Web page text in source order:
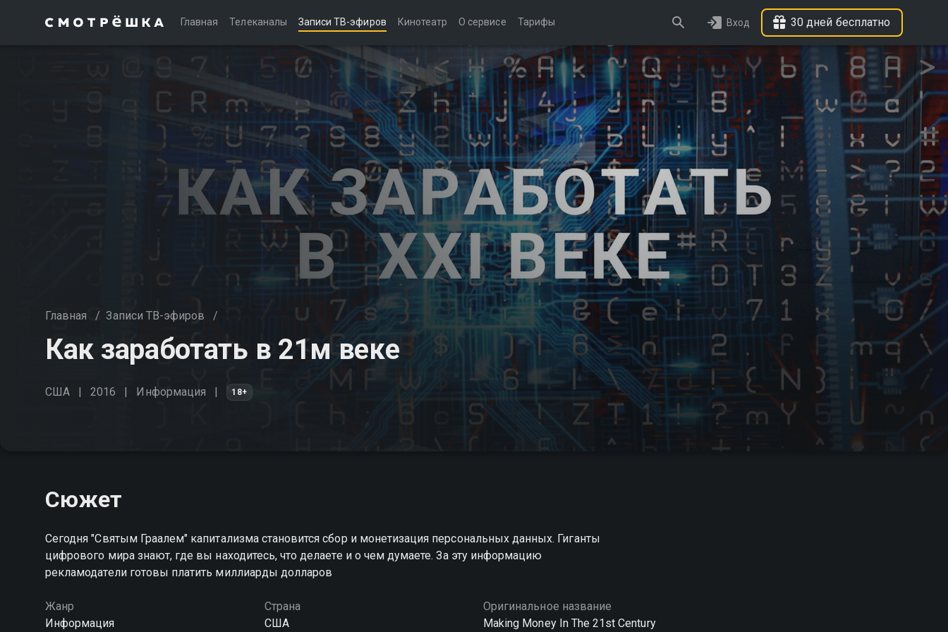
Главная Телеканалы Записи ТВ-эфиров Кинотеатр О сервисе Тарифы Вход 30 дней бесплатно
Главная / Записи ТВ-эфиров /
Как заработать в 21м веке
США 2016 Информация 18+
Сюжет
Сегодня "Святым Граалем" капитализма становится сбор и монетизация персональных данных. Гиганты
цифрового мира знают, где вы находитесь, что делаете и о чем думаете. За эту информацию
рекламодатели готовы платить миллиарды долларов
Жанр
Информация
Страна
США
Оригинальное название
Making Money In The 21st Century